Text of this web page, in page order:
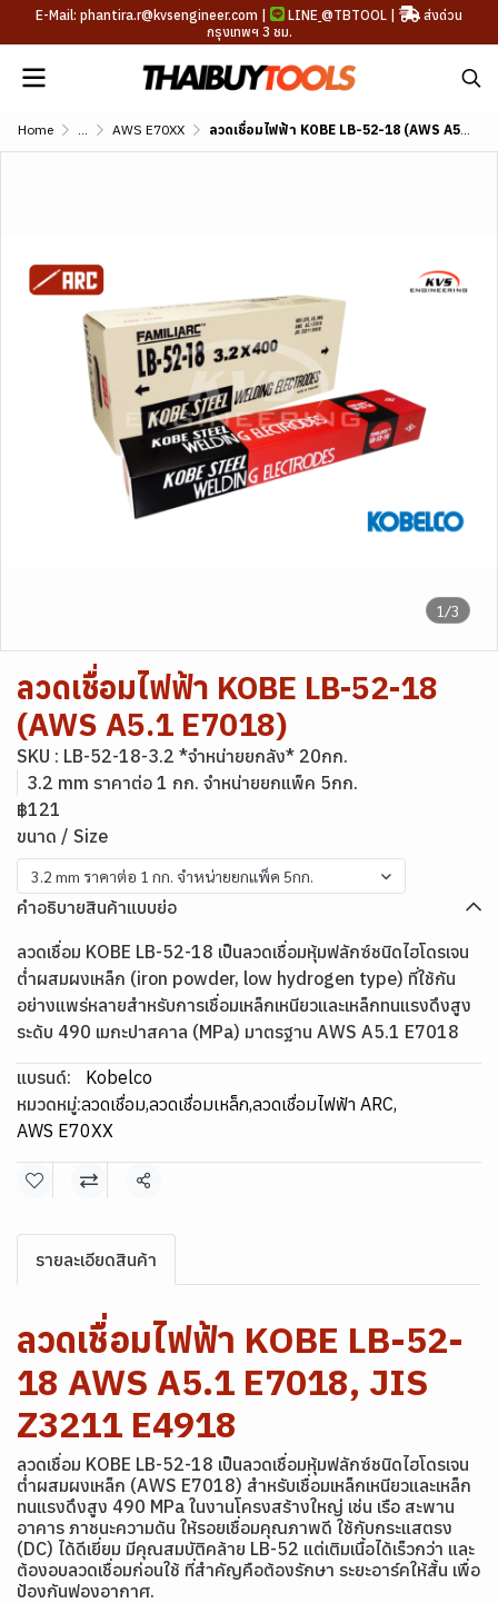
E-Mail: phantira.r@kvsengineer.com | LINE @TBTOOL |
ส่งด่วน
กรุงเทพฯ 3 ชม.
Home ... AWS E70XX ลวดเชื่อมไฟฟ้า KOBE LB-52-18 (AWS A5.1 E7018)
1/3
ลวดเชื่อมไฟฟ้า KOBE LB-52-18
(AWS A5.1 E7018)
SKU : LB-52-18-3.2 *จำหน่ายยกลัง* 20กก.
3.2 mm ราคาต่อ 1 กก. จำหน่ายยกแพ็ค 5กก.
฿121
ขนาด / Size
3.2 mm ราคาต่อ 1 กก. จำหน่ายยกแพ็ค 5กก.
คำอธิบายสินค้าแบบย่อ
ลวดเชื่อม KOBE LB-52-18 เป็นลวดเชื่อมหุ้มฟลักซ์ชนิดไฮโดรเจน
ต่ำผสมผงเหล็ก (iron powder, low hydrogen type) ที่ใช้กัน
อย่างแพร่หลายสำหรับการเชื่อมเหล็กเหนียวและเหล็กทนแรงดึงสูง
ระดับ 490 เมกะปาสคาล (MPa) มาตรฐาน AWS A5.1 E7018
แบรนด์:
Kobelco
หมวดหมู่:ลวดเชื่อม,ลวดเชื่อมเหล็ก,ลวดเชื่อมไฟฟ้า ARC,
AWS E70XX
แชร์
รายละเอียดสินค้า
ลวดเชื่อมไฟฟ้า KOBE LB-52-
18 AWS A5.1 E7018, JIS
Z3211 E4918
ลวดเชื่อม KOBE LB-52-18 เป็นลวดเชื่อมหุ้มฟลักซ์ชนิดไฮโดรเจน
ต่ำผสมผงเหล็ก (AWS E7018) สำหรับเชื่อมเหล็กเหนียวและเหล็ก
ทนแรงดึงสูง 490 MPa ในงานโครงสร้างใหญ่ เช่น เรือ สะพาน
อาคาร ภาชนะความดัน ให้รอยเชื่อมคุณภาพดี ใช้กับกระแสตรง
(DC) ได้ดีเยี่ยม มีคุณสมบัติคล้าย LB-52 แต่เติมเนื้อได้เร็วกว่า และ
ต้องอบลวดเชื่อมก่อนใช้ ที่สำคัญคือต้องรักษา ระยะอาร์คให้สั้น เพื่อ
ป้องกันฟองอากาศ.